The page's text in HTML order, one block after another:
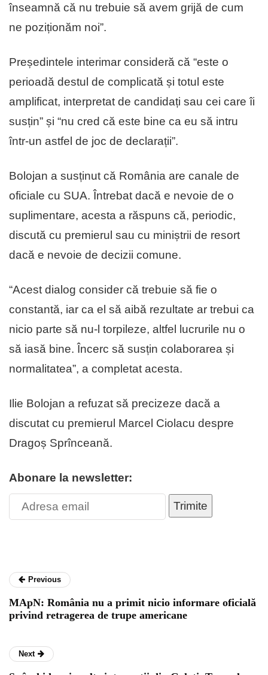
înseamnă că nu trebuie să avem grijă de cum
ne poziționăm noi”.
Președintele interimar consideră că “este o
perioadă destul de complicată și totul este
amplificat, interpretat de candidați sau cei care îi
susțin” și “nu cred că este bine ca eu să intru
într-un astfel de joc de declarații”.
Bolojan a susținut că România are canale de
oficiale cu SUA. Întrebat dacă e nevoie de o
suplimentare, acesta a răspuns că, periodic,
discută cu premierul sau cu miniștrii de resort
dacă e nevoie de decizii comune.
“Acest dialog consider că trebuie să fie o
constantă, iar ca el să aibă rezultate ar trebui ca
nicio parte să nu-l torpileze, altfel lucrurile nu o
să iasă bine. Încerc să susțin colaborarea și
normalitatea”, a completat acesta.
Ilie Bolojan a refuzat să precizeze dacă a
discutat cu premierul Marcel Ciolacu despre
Dragoș Sprînceană.
Abonare la newsletter:
Trimite
Previous
MApN: România nu a primit nicio informare oficială
privind retragerea de trupe americane
Next